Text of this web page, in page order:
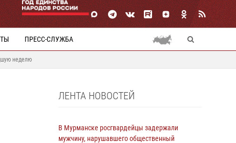
ПРЕСС-СЛУЖБА
неделю
ЛЕНТА НОВОСТЕЙ
В Мурманске росгвардейцы задержали
мужчину, нарушавшего общественный